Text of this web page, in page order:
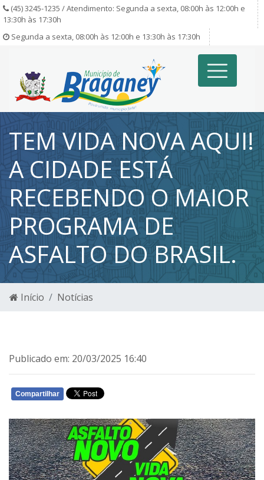
(45) 3245-1235 / Atendimento: Segunda a sexta, 08:00h às 12:00h e
13:30h às 17:30h
Segunda a sexta, 08:00h às 12:00h e 13:30h às 17:30h
TEM VIDA NOVA AQUI!
A CIDADE ESTÁ
RECEBENDO O MAIOR
PROGRAMA DE
ASFALTO DO BRASIL.
Início Notícias
Publicado em: 20/03/2025 16:40
Compartilhar